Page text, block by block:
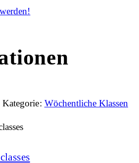
Kategorie: Wöchentliche Klassen